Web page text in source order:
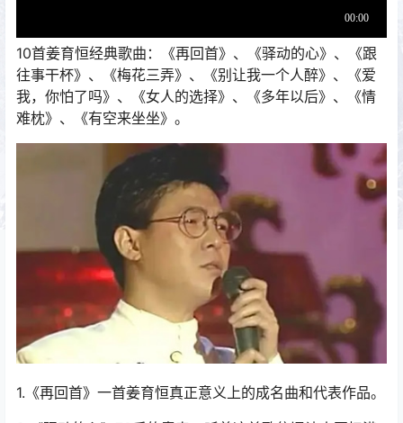
10首姜育恒经典歌曲：《再回首》、《驿动的心》、《跟
往事干杯》、《梅花三弄》、《别让我一个人醉》、《爱
我，你怕了吗》、《女人的选择》、《多年以后》、《情
难枕》、《有空来坐坐》。
1.《再回首》一首姜育恒真正意义上的成名曲和代表作品。